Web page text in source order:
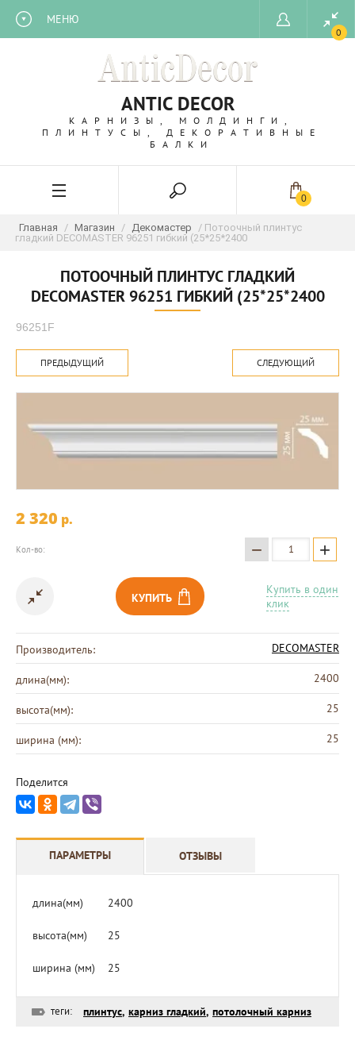
МЕНЮ
0
ANTIC DECOR
КАРНИЗЫ, МОЛДИНГИ,
ПЛИНТУСЫ, ДЕКОРАТИВНЫЕ
БАЛКИ
0
Главная / Магазин / Декомастер
/ Потоочный плинтус
гладкий DECOMASTER 96251 гибкий (25*25*2400
ПОТООЧНЫЙ ПЛИНТУС ГЛАДКИЙ
DECOMASTER 96251 ГИБКИЙ (25*25*2400
96251F
ПРЕДЫДУЩИЙ СЛЕДУЮЩИЙ
2 320 p.
Кол-во: − +
КУПИТЬ
Купить в один
клик
Производитель: DECOMASTER
длина(мм): 2400
высота(мм): 25
ширина (мм): 25
Поделится
ПАРАМЕТРЫ ОТЗЫВЫ
длина(мм) 2400
высота(мм) 25
ширина (мм) 25
теги: плинтус, карниз гладкий, потолочный карниз